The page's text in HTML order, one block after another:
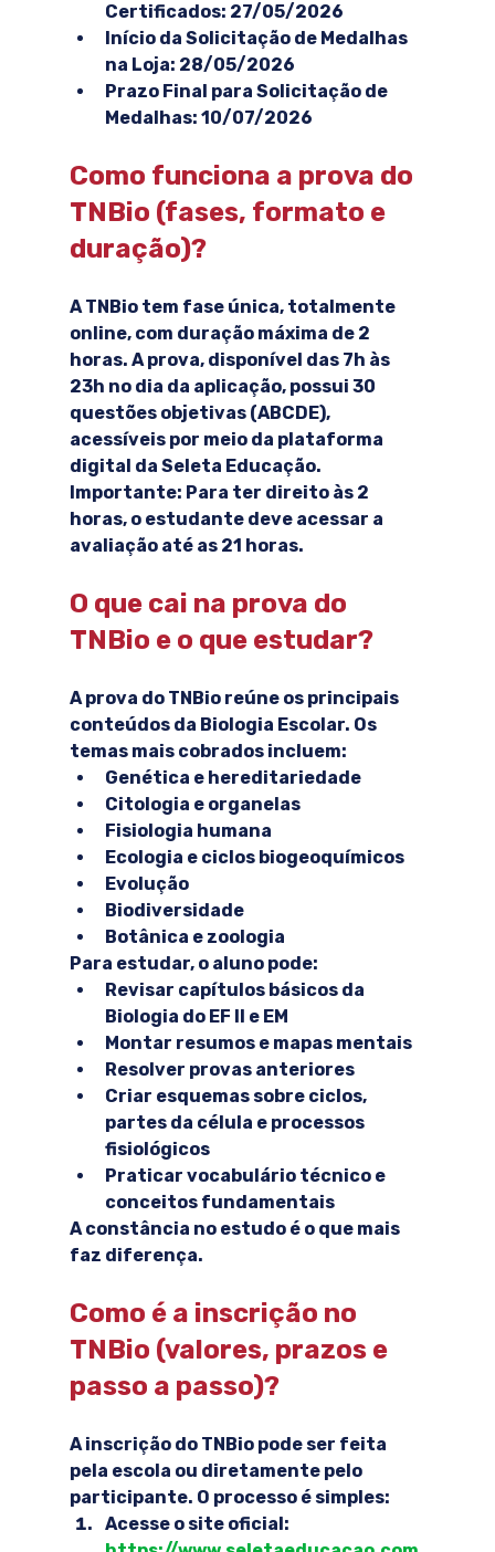
Certificados: 27/05/2026
Início da Solicitação de Medalhas
na Loja: 28/05/2026
Prazo Final para Solicitação de
Medalhas: 10/07/2026
Como funciona a prova do
TNBio (fases, formato e
duração)?
A TNBio tem fase única, totalmente
online, com duração máxima de 2
horas. A prova, disponível das 7h às
23h no dia da aplicação, possui 30
questões objetivas (ABCDE),
acessíveis por meio da plataforma
digital da Seleta Educação.
Importante: Para ter direito às 2
horas, o estudante deve acessar a
avaliação até as 21 horas.
O que cai na prova do
TNBio e o que estudar?
A prova do TNBio reúne os principais
conteúdos da Biologia Escolar. Os
temas mais cobrados incluem:
Genética e hereditariedade
Citologia e organelas
Fisiologia humana
Ecologia e ciclos biogeoquímicos
Evolução
Biodiversidade
Botânica e zoologia
Para estudar, o aluno pode:
Revisar capítulos básicos da
Biologia do EF II e EM
Montar resumos e mapas mentais
Resolver provas anteriores
Criar esquemas sobre ciclos,
partes da célula e processos
fisiológicos
Praticar vocabulário técnico e
conceitos fundamentais
A constância no estudo é o que mais
faz diferença.
Como é a inscrição no
TNBio (valores, prazos e
passo a passo)?
A inscrição do TNBio pode ser feita
pela escola ou diretamente pelo
participante. O processo é simples:
Acesse o site oficial: